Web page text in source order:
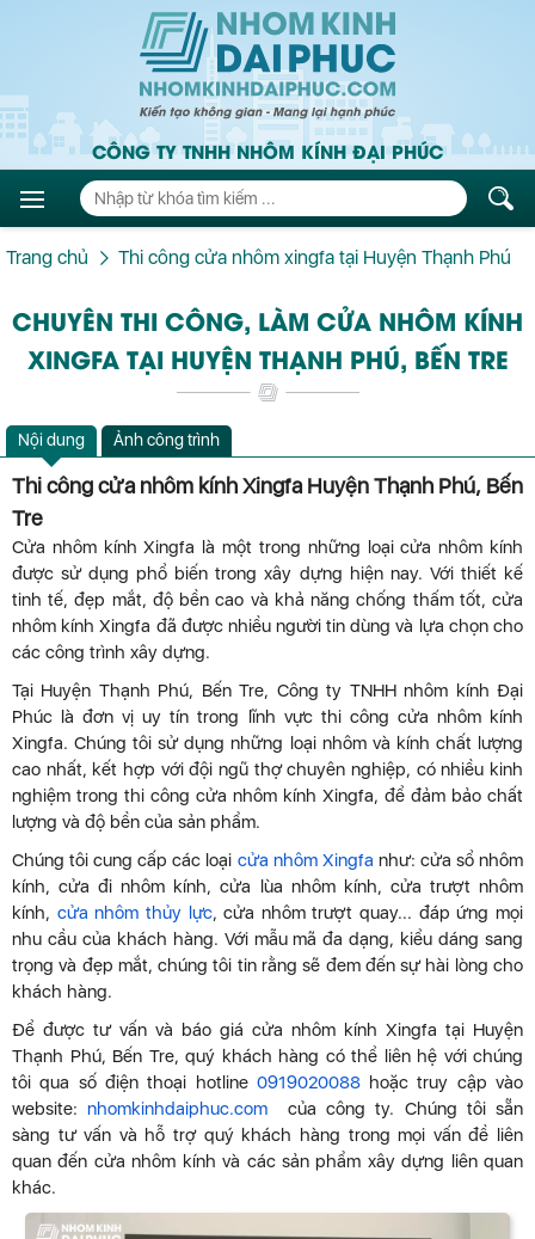
CÔNG TY TNHH NHÔM KÍNH ĐẠI PHÚC
Trang chủ Thi công cửa nhôm xingfa tại Huyện Thạnh Phú
CHUYÊN THI CÔNG, LÀM CỬA NHÔM KÍNH
XINGFA TẠI HUYỆN THẠNH PHÚ, BẾN TRE
Nội dung Ảnh công trình
Thi công cửa nhôm kính Xingfa Huyện Thạnh Phú, Bến
Tre
Cửa nhôm kính Xingfa là một trong những loại cửa nhôm kính
được sử dụng phổ biến trong xây dựng hiện nay. Với thiết kế
tinh tế, đẹp mắt, độ bền cao và khả năng chống thấm tốt, cửa
nhôm kính Xingfa đã được nhiều người tin dùng và lựa chọn cho
các công trình xây dựng.
Tại Huyện Thạnh Phú, Bến Tre, Công ty TNHH nhôm kính Đại
Phúc là đơn vị uy tín trong lĩnh vực thi công cửa nhôm kính
Xingfa. Chúng tôi sử dụng những loại nhôm và kính chất lượng
cao nhất, kết hợp với đội ngũ thợ chuyên nghiệp, có nhiều kinh
nghiệm trong thi công cửa nhôm kính Xingfa, để đảm bảo chất
lượng và độ bền của sản phẩm.
Chúng tôi cung cấp các loại cửa nhôm Xingfa như: cửa sổ nhôm
kính, cửa đi nhôm kính, cửa lùa nhôm kính, cửa trượt nhôm
kính, cửa nhôm thủy lực, cửa nhôm trượt quay... đáp ứng mọi
nhu cầu của khách hàng. Với mẫu mã đa dạng, kiểu dáng sang
trọng và đẹp mắt, chúng tôi tin rằng sẽ đem đến sự hài lòng cho
khách hàng.
Để được tư vấn và báo giá cửa nhôm kính Xingfa tại Huyện
Thạnh Phú, Bến Tre, quý khách hàng có thể liên hệ với chúng
tôi qua số điện thoại hotline 0919020088hoặc truy cập vào
website:nhomkinhdaiphuc.com của công ty. Chúng tôi sẵn
sàng tư vấn và hỗ trợ quý khách hàng trong mọi vấn đề liên
quan đến cửa nhôm kính và các sản phẩm xây dựng liên quan
khác.